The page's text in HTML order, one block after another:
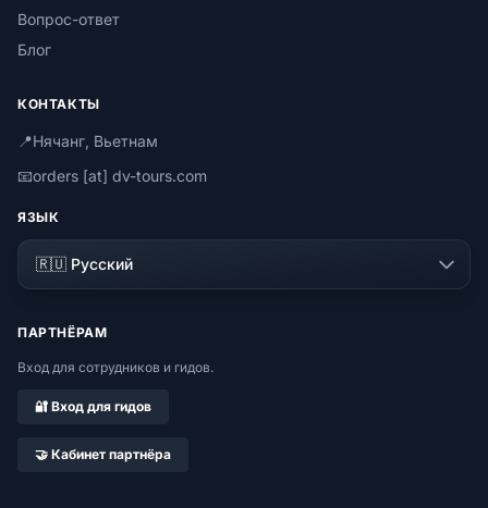
Вопрос-ответ
Блог
КОНТАКТЫ
📍Нячанг, Вьетнам
📧orders [at] dv-tours.com
ЯЗЫК
ПАРТНЁРАМ
Вход для сотрудников и гидов.
🔐 Вход для гидов
🤝 Кабинет партнёра